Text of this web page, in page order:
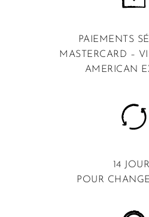
PAIEMENTS
MASTERCARD –
AMERICAN
14
POUR